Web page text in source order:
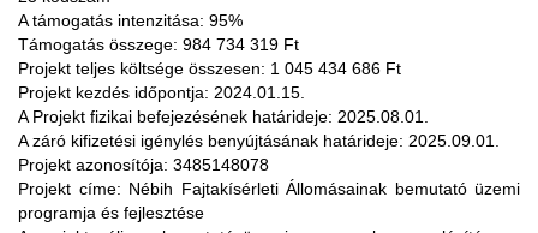
A támogatás intenzitása: 95%
Támogatás összege: 984 734 319 Ft
Projekt teljes költsége összesen: 1 045 434 686 Ft
Projekt kezdés időpontja: 2024.01.15.
A Projekt fizikai befejezésének határideje: 2025.08.01.
A záró kifizetési igénylés benyújtásának határideje: 2025.09.01.
Projekt azonosítója: 3485148078
Projekt címe: Nébih Fajtakísérleti Állomásainak bemutató üzemi
programja és fejlesztése
termésbiztonság, valamint a növényi kórokozókkal, kártevőkkel
szembeni ellenálló képesség. A fajtakísérlet során megszerzett
tapasztalatok átadása az agrárgazdaság szereplői részére egy
olyan, a hagyományostól eltérő jellegű tudás megszerzési
lehetőség, amelynek során a résztvevők elsősorban
gyakorlatorientált ismeretanyaggal, tapasztalatokkal
gazdagodhatnak, a fajtahasználaton túl, az aktuális termelési
eljárások és gazdaságszervezési minták alkalmazása
tekintetében. A gazdálkodók olyan innovatív ismereteket,